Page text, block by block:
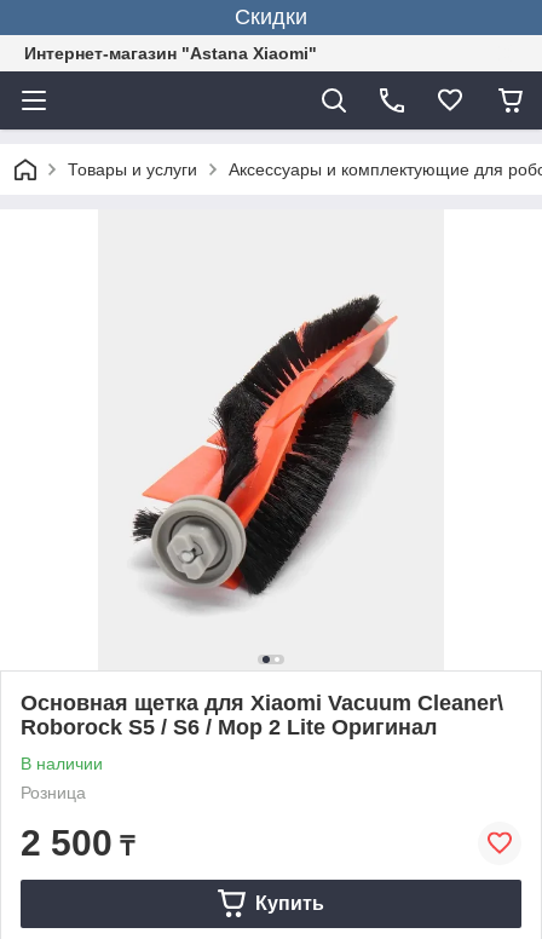
Скидки
Интернет-магазин "Astana Xiaomi"
Товары и услуги Аксессуары и комплектующие для
Основная щетка для Xiaomi Vacuum Cleaner\
Roborock S5 / S6 / Mop 2 Lite Оригинал
В наличии
Розница
2 500 ₸
Купить